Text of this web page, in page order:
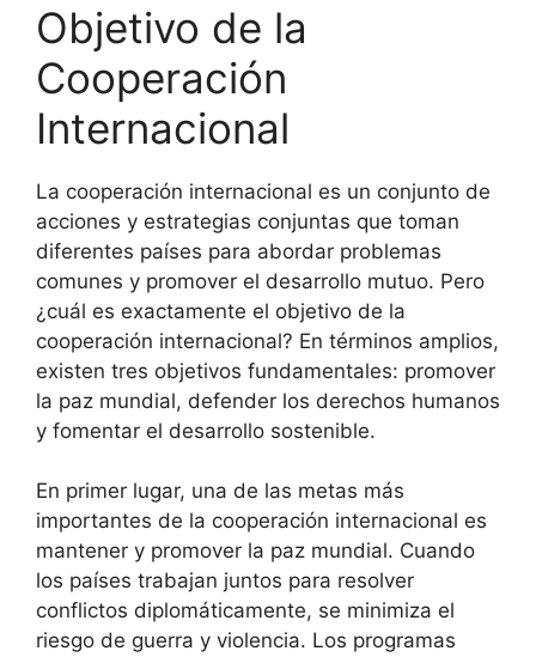
Objetivo de la
Cooperación
Internacional
La cooperación internacional es un conjunto de
acciones y estrategias conjuntas que toman
diferentes países para abordar problemas
comunes y promover el desarrollo mutuo. Pero
¿cuál es exactamente el objetivo de la
cooperación internacional? En términos amplios,
existen tres objetivos fundamentales: promover
la paz mundial, defender los derechos humanos
y fomentar el desarrollo sostenible.
En primer lugar, una de las metas más
importantes de la cooperación internacional es
mantener y promover la paz mundial. Cuando
los países trabajan juntos para resolver
conflictos diplomáticamente, se minimiza el
riesgo de guerra y violencia. Los programas